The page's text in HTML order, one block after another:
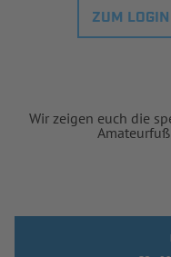
ZUM
Wir zeigen euch die